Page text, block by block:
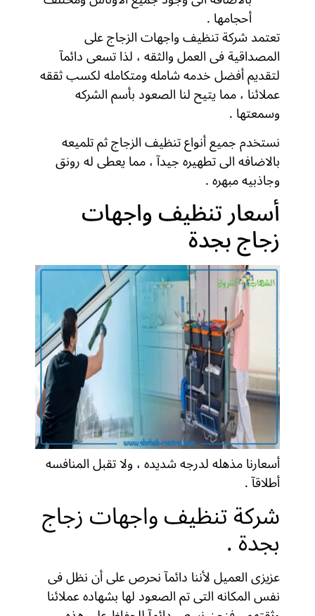
أحجامها .
تعتمد شركة تنظيف واجهات الزجاج على
المصداقية فى العمل والثقه ، لذا تسعى دائمآ
لتقديم أفضل خدمه شامله ومتكامله لكسب ثققه
عملائنا ، مما يتيح لنا الصعود بأسم الشركه
وسمعتها .
نستخدم جميع أنواع تنظيف الزجاج ثم تلميعه
بالاضافه الى تطهيره جيدآ ، مما يعطى له رونق
وجاذبيه مبهره .
أسعار تنظيف واجهات
زجاج بجدة
أسعارنا مذهله لدرجه شديده ، ولا تقبل المنافسه
أطلاقآ .
شركة تنظيف واجهات زجاج
بجدة .
عزيزى العميل لأننا دائمآ نحرص على أن نظل فى
نفس المكانه التى تم الصعود لها بشهاده عملائنا